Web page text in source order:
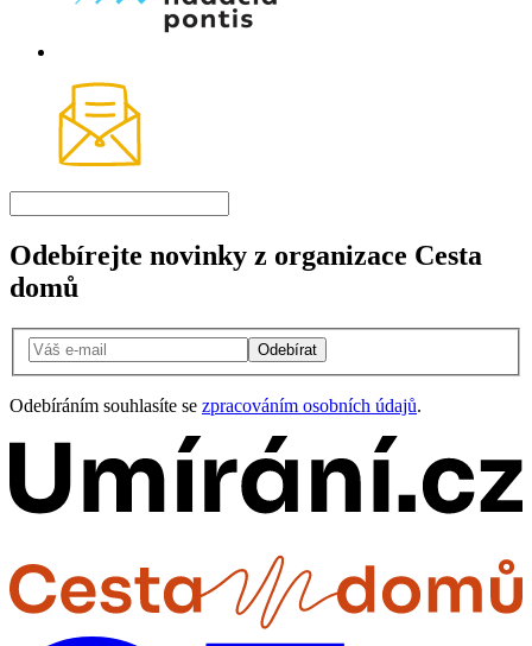
Odebírejte novinky z organizace Cesta
domů
Odebírat
Odebíráním souhlasíte se zpracováním osobních údajů.